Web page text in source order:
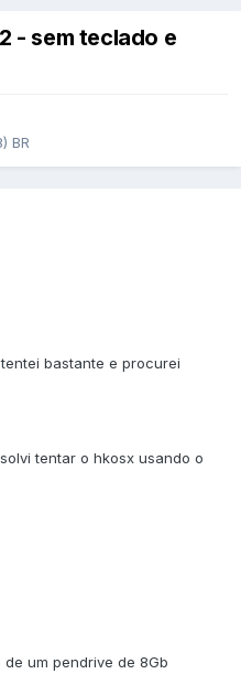
- sem teclado e
BR
bastante e procurei
tentar o hkosx usando o
um pendrive de 8Gb